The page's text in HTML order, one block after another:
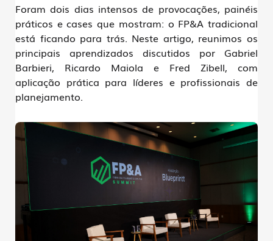
Foram dois dias intensos de provocações, painéis
práticos e cases que mostram: o FP&A tradicional
está ficando para trás. Neste artigo, reunimos os
principais aprendizados discutidos por Gabriel
Barbieri, Ricardo Maiola e Fred Zibell, com
aplicação prática para líderes e profissionais de
planejamento.